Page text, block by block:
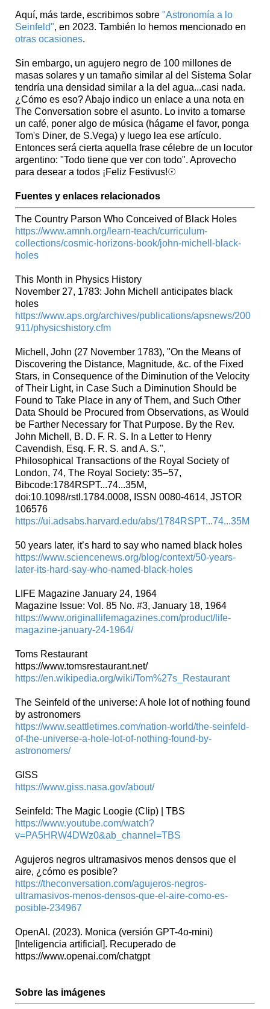
Aquí, más tarde, escribimos sobre "Astronomía a lo
Seinfeld", en 2023. También lo hemos mencionado en
otras ocasiones.
Sin embargo, un agujero negro de 100 millones de
masas solares y un tamaño similar al del Sistema Solar
tendría una densidad similar a la del agua...casi nada.
¿Cómo es eso? Abajo indico un enlace a una nota en
The Conversation sobre el asunto. Lo invito a tomarse
un café, poner algo de música (hágame el favor, ponga
Tom's Diner, de S.Vega) y luego lea ese artículo.
Entonces será cierta aquella frase célebre de un locutor
argentino: "Todo tiene que ver con todo". Aprovecho
para desear a todos ¡Feliz Festivus!☉
Fuentes y enlaces relacionados
The Country Parson Who Conceived of Black Holes
https://www.amnh.org/learn-teach/curriculum-
collections/cosmic-horizons-book/john-michell-black-
holes
This Month in Physics History
November 27, 1783: John Michell anticipates black
holes
https://www.aps.org/archives/publications/apsnews/200
911/physicshistory.cfm
Michell, John (27 November 1783), "On the Means of
Discovering the Distance, Magnitude, &c. of the Fixed
Stars, in Consequence of the Diminution of the Velocity
of Their Light, in Case Such a Diminution Should be
Found to Take Place in any of Them, and Such Other
Data Should be Procured from Observations, as Would
be Farther Necessary for That Purpose. By the Rev.
John Michell, B. D. F. R. S. In a Letter to Henry
Cavendish, Esq. F. R. S. and A. S.",
Philosophical Transactions of the Royal Society of
London, 74, The Royal Society: 35–57,
Bibcode:1784RSPT...74...35M,
doi:10.1098/rstl.1784.0008, ISSN 0080-4614, JSTOR
106576
https://ui.adsabs.harvard.edu/abs/1784RSPT...74...35M
50 years later, it’s hard to say who named black holes
https://www.sciencenews.org/blog/context/50-years-
later-its-hard-say-who-named-black-holes
LIFE Magazine January 24, 1964
Magazine Issue: Vol. 85 No. #3, January 18, 1964
https://www.originallifemagazines.com/product/life-
magazine-january-24-1964/
Toms Restaurant
https://www.tomsrestaurant.net/
https://en.wikipedia.org/wiki/Tom%27s_Restaurant
The Seinfeld of the universe: A hole lot of nothing found
by astronomers
https://www.seattletimes.com/nation-world/the-seinfeld-
of-the-universe-a-hole-lot-of-nothing-found-by-
astronomers/
GISS
https://www.giss.nasa.gov/about/
Seinfeld: The Magic Loogie (Clip) | TBS
https://www.youtube.com/watch?
v=PA5HRW4DWz0&ab_channel=TBS
Agujeros negros ultramasivos menos densos que el
aire, ¿cómo es posible?
https://theconversation.com/agujeros-negros-
ultramasivos-menos-densos-que-el-aire-como-es-
posible-234967
OpenAI. (2023). Monica (versión GPT-4o-mini)
[Inteligencia artificial]. Recuperado de
https://www.openai.com/chatgpt
Sobre las imágenes